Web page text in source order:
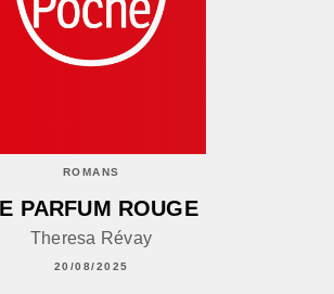
ROMANS
PARFUM ROUGE
Theresa Révay
20/08/2025